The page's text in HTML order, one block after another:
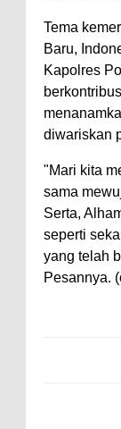
Tema
Baru,
Kapolres
diwariskan
"Mari kita
sama
Serta,
seperti
yang telah
Pesannya.